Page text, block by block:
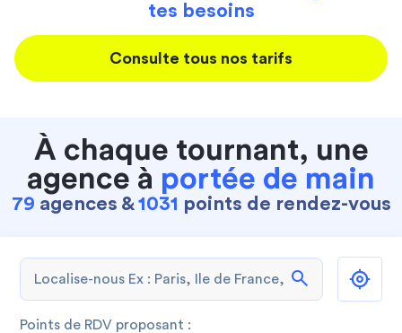
tes besoins
Consulte tous nos tarifs
À chaque tournant, une
agence à portée de main
79 agences &1031 points de rendez-vous
search
Points de RDV proposant :